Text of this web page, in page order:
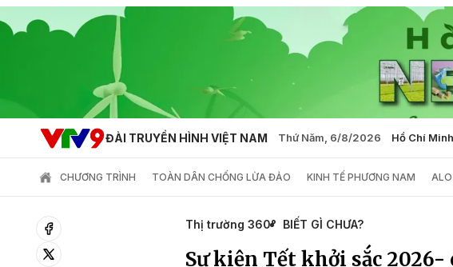
ĐÀI TRUYỀN HÌNH VIỆT NAM Thứ Năm, 6/8/2026 Hồ Chí Minh
CHƯƠNG TRÌNH TOÀN DÂN CHỐNG LỪA ĐẢO KINH TẾ PHƯƠNG NAM
Thị trường 360° BIẾT GÌ CHƯA?
Sự kiện Tết khởi sắc